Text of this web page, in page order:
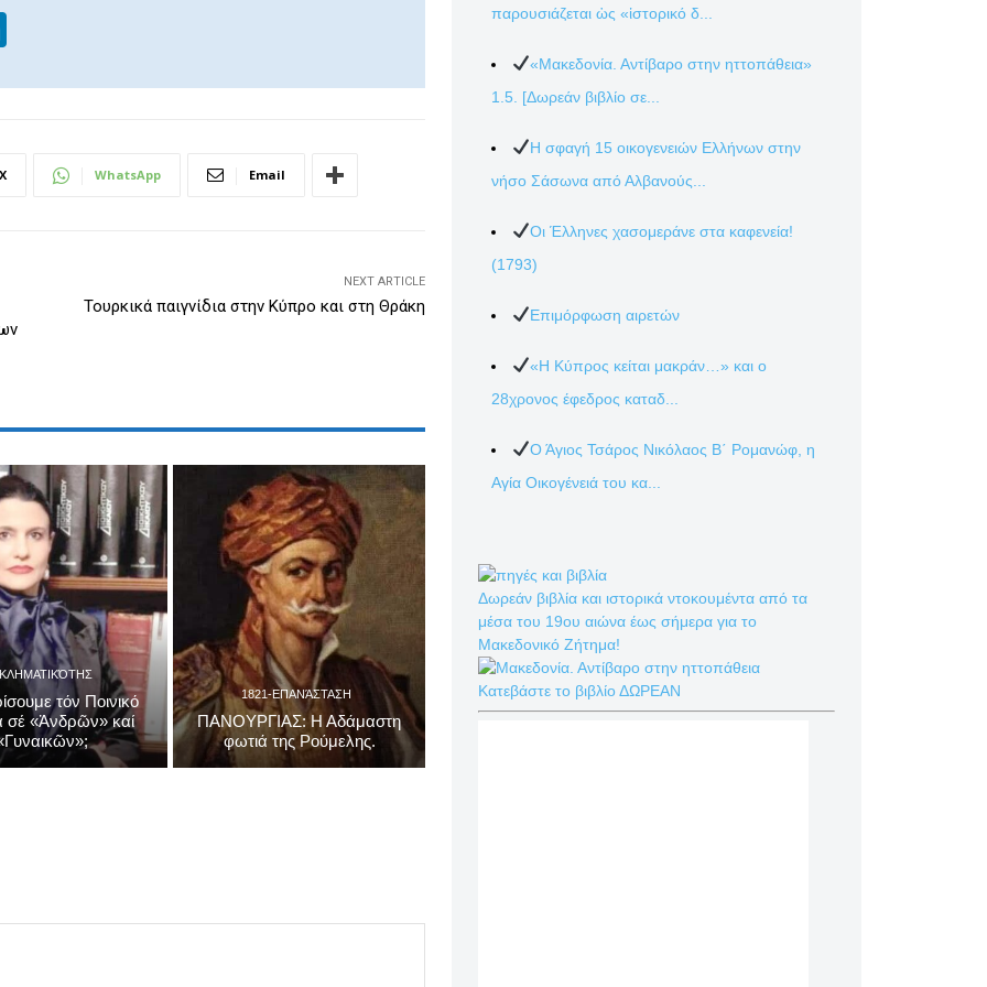
k
X WhatsApp Email
NEXT ARTICLE
Τουρκικά παιγνίδια στην Κύπρο και στη Θράκη
τόν Ποινικό
σέ «Ἀνδρῶν» καί
1821-ΕΠΑΝΆΣΤΑΣΗ
ΠΑΝΟΥΡΓΙΑΣ: Η Αδάμαστη
φωτιά της Ρούμελης.
παρουσιάζεται ὡς «ἱστορικό δ...
«Μακεδονία. Αντίβαρο στην ηττοπάθεια»
1.5. [Δωρεάν βιβλίο σε...
Η σφαγή 15 οικογενειών Ελλήνων στην
νήσο Σάσωνα από Αλβανούς...
Οι Έλληνες χασομεράνε στα καφενεία!
(1793)
Επιμόρφωση αιρετών
«Η Κύπρος κείται μακράν…» και ο
28χρονος έφεδρος καταδ...
Ο Άγιος Τσάρος Νικόλαος Β΄ Ρομανώφ, η
Αγία Οικογένειά του κα...
Δωρεάν βιβλία και ιστορικά ντοκουμέντα από τα
μέσα του 19ου αιώνα έως σήμερα για το
Μακεδονικό Ζήτημα!
Κατεβάστε το βιβλίο ΔΩΡΕΑΝ